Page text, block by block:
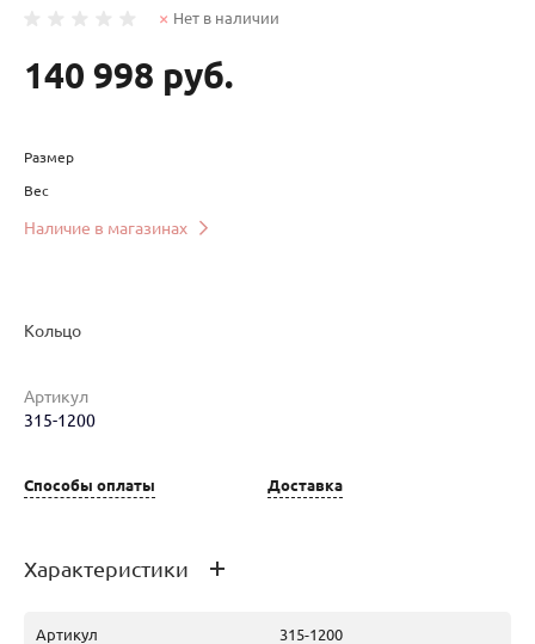
Нет в наличии
140 998 руб.
Размер
Вес
Наличие в магазинах
Наименование товара
Кольцо
Артикул
315-1200
Способы оплаты Доставка
Характеристики
Артикул 315-1200